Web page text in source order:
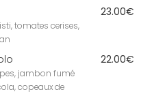
tomates cerises,
23.00€
jambon fumé
copeaux de
22.00€